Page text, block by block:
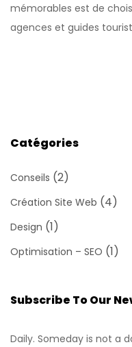
mémorables est de
agences et guides
Catégories
Conseils (2)
Création Site Web (4)
Design (1)
Optimisation – SEO (1)
Subscribe To Our
Daily. Someday is not a